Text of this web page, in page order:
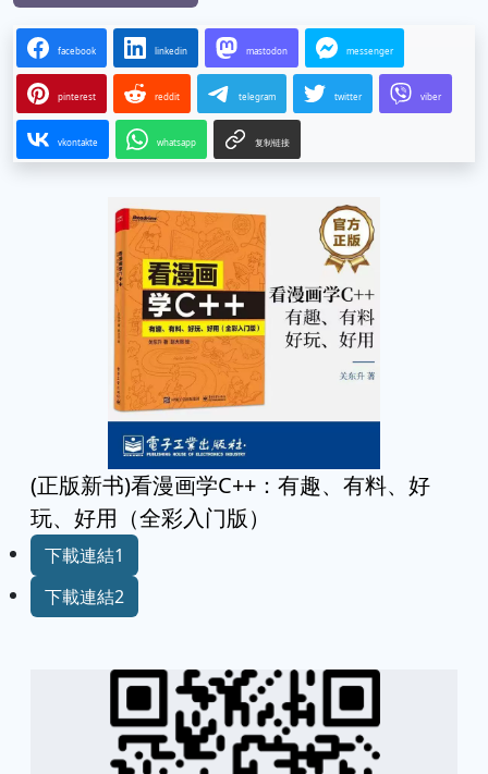
facebook linkedin mastodon messenger
pinterest reddit telegram twitter viber
vkontakte whatsapp 复制链接
(正版新书)看漫画学C++：有趣、有料、好
玩、好用（全彩入门版）
下載連結1
下載連結2